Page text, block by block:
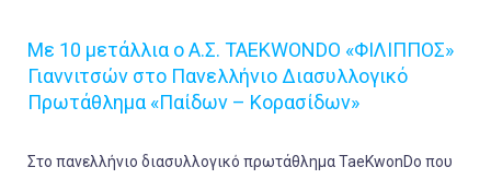
Με 10 μετάλλια ο Α.Σ. TAEKWONDO «ΦΙΛΙΠΠΟΣ»
Γιαννιτσών στο Πανελλήνιο Διασυλλογικό
Πρωτάθλημα «Παίδων – Κορασίδων»
Στο πανελλήνιο διασυλλογικό πρωτάθλημα TaeKwonDo που